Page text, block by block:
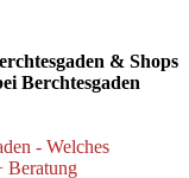
& Shops
Berchtesgaden